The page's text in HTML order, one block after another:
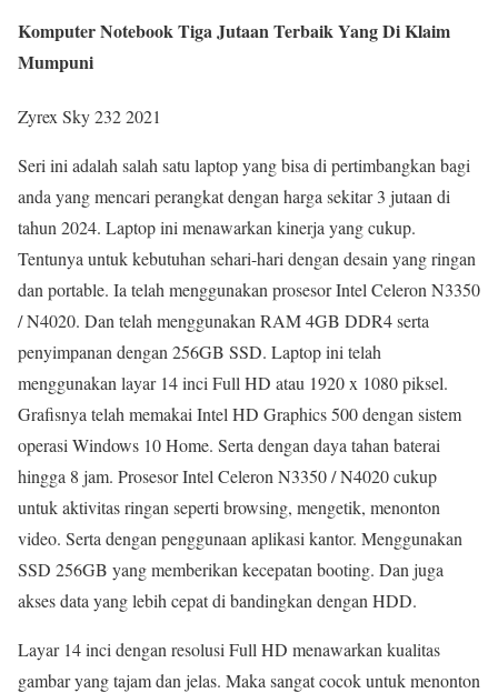
Komputer Notebook Tiga Jutaan Terbaik Yang Di Klaim
Mumpuni
Zyrex Sky 232 2021
Seri ini adalah salah satu laptop yang bisa di pertimbangkan bagi
anda yang mencari perangkat dengan harga sekitar 3 jutaan di
tahun 2024. Laptop ini menawarkan kinerja yang cukup.
Tentunya untuk kebutuhan sehari-hari dengan desain yang ringan
dan portable. Ia telah menggunakan prosesor Intel Celeron N3350
/ N4020. Dan telah menggunakan RAM 4GB DDR4 serta
penyimpanan dengan 256GB SSD. Laptop ini telah
menggunakan layar 14 inci Full HD atau 1920 x 1080 piksel.
Grafisnya telah memakai Intel HD Graphics 500 dengan sistem
operasi Windows 10 Home. Serta dengan daya tahan baterai
hingga 8 jam. Prosesor Intel Celeron N3350 / N4020 cukup
untuk aktivitas ringan seperti browsing, mengetik, menonton
video. Serta dengan penggunaan aplikasi kantor. Menggunakan
SSD 256GB yang memberikan kecepatan booting. Dan juga
akses data yang lebih cepat di bandingkan dengan HDD.
Layar 14 inci dengan resolusi Full HD menawarkan kualitas
gambar yang tajam dan jelas. Maka sangat cocok untuk menonton